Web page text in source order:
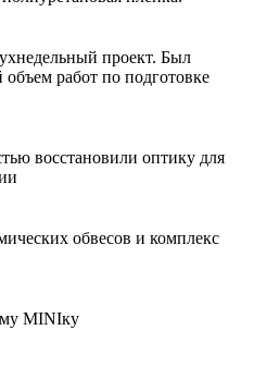
проект. Был
работ по подготовке
восстановили оптику для
обвесов и комплекс
MINIку